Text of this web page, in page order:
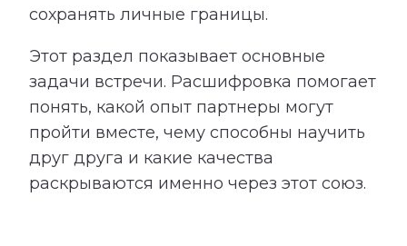
сохранять личные границы.
Этот раздел показывает основные
задачи встречи. Расшифровка помогает
понять, какой опыт партнеры могут
пройти вместе, чему способны научить
друг друга и какие качества
раскрываются именно через этот союз.